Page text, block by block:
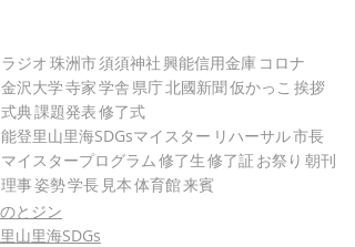
ラジオ珠洲市須須神社 興能信用金庫 コロナ
金沢大学寺家学舎 県庁北國新聞仮かっこ 挨拶
式典課題発表修了式
能登里山里海SDGsマイスター リハーサル市長
マイスタープログラム修了生修了証 お祭り 朝刊
理事姿勢学長 見本体育館来賓
のとジン
里山里海SDGs